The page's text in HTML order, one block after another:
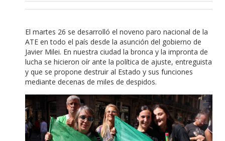
El martes 26 se desarrolló el noveno paro nacional de la
ATE en todo el país desde la asunción del gobierno de
Javier Milei. En nuestra ciudad la bronca y la impronta de
lucha se hicieron oír ante la política de ajuste, entreguista
y que se propone destruir al Estado y sus funciones
mediante decenas de miles de despidos.